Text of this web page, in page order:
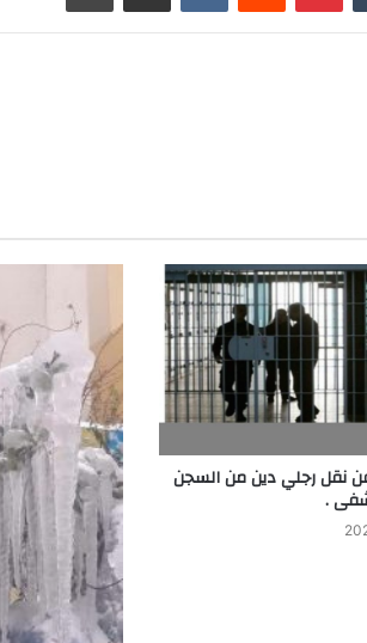
نقل رجلي دين من السجن
.